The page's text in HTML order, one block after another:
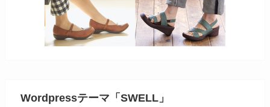
Wordpressテーマ「SWELL」